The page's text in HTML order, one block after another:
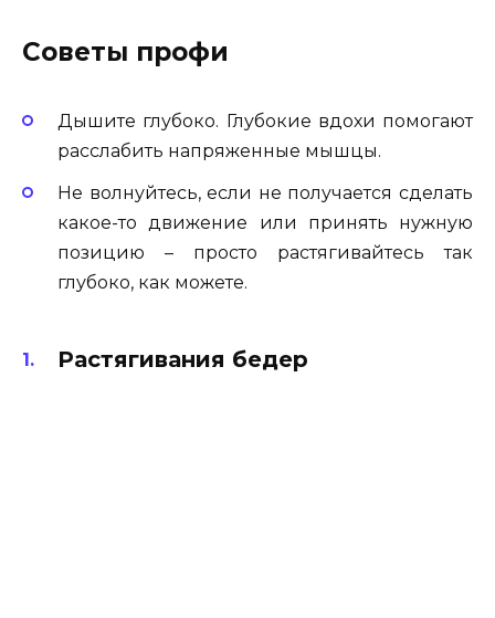
Советы профи
Дышите глубоко. Глубокие вдохи помогают
расслабить напряженные мышцы.
Не волнуйтесь, если не получается сделать
какое-то движение или принять нужную
позицию – просто растягивайтесь так
глубоко, как можете.
Растягивания бедер